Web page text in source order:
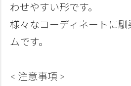
わせやすい形です。
様々なコーディネートに
ムです。
< 注意事項 >